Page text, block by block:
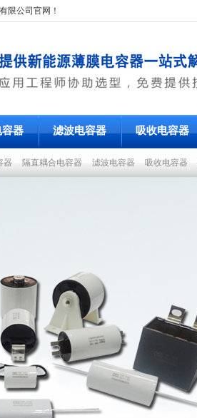
限公司官网！
容器 滤波电容器 吸收电容器
器 隔直耦合电容器 滤波电容器 吸收电容器